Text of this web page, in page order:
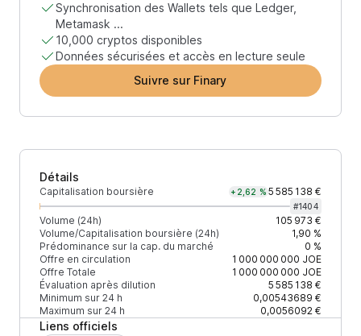
Synchronisation des Wallets tels que Ledger,
Metamask ...
10,000 cryptos disponibles
Données sécurisées et accès en lecture seule
Suivre sur Finary
Détails
Capitalisation boursière +2,62 % 5 585 138 €
#1404
Volume (24h)
105 973 €
Volume/Capitalisation boursière (24h)
1,90 %
Prédominance sur la cap. du marché
0 %
Offre en circulation
1 000 000 000 JOE
Offre Totale
1 000 000 000 JOE
Évaluation après dilution
5 585 138 €
Minimum sur 24 h
0,00543689 €
Maximum sur 24 h
0,0056092 €
Liens officiels